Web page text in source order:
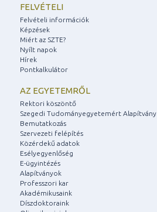
FELVÉTELI
Felvételi információk
Képzések
Miért az SZTE?
Nyílt napok
Hírek
Pontkalkulátor
AZ EGYETEMRŐL
Rektori köszöntő
Szegedi Tudományegyetemért Alapítvány
Bemutatkozás
Szervezeti felépítés
Közérdekű adatok
Esélyegyenlőség
E-ügyintézés
Alapítványok
Professzori kar
Akadémikusaink
Díszdoktoraink